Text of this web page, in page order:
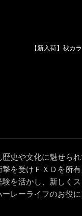
【新入荷】秋カ
史や文化に魅せられ
を受けＦＸＤを所
を活かし、新しく
レーライフのお役に